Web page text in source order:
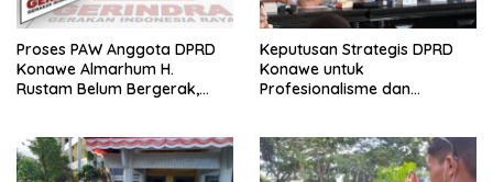
Proses PAW Anggota DPRD
Konawe Almarhum H.
Rustam Belum Bergerak,
Keputusan Strategis DPRD
Konawe untuk
Profesionalisme dan